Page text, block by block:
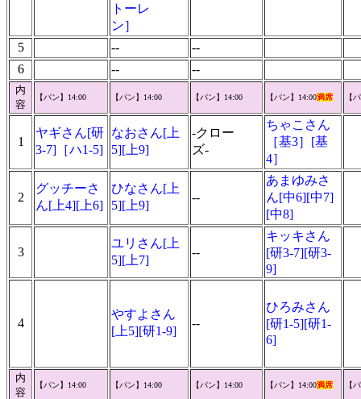
トーレ
ン］
5 --
--
6
-- --
内
容
【パン】14:00 【パン】14:00 【パン】14:00 【パン】14:00満席 【
1
ヤギさん[研
3-7]［ハ1-5]
なおさん[上
5][上9]
-クロー
ズ-
ちゃこさん
［基3］[基
4］
2
グッチーさ
ん[上4][上6]
ひなさん[上
5][上9]
--
あまゆみさ
ん[中6][中7]
[中8]
3
ユリさん[上
5][上7]
--
キッキさん
[研3-7][研3-
9]
4
やすよさん
[上5][研1-9]
--
ひろみさん
[研1-5][研1-
6]
内
容
【パン】14:00 【パン】14:00 【パン】14:00 【パン】14:00満席 【